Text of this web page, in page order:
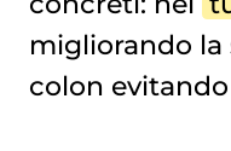
migliorando la
colon